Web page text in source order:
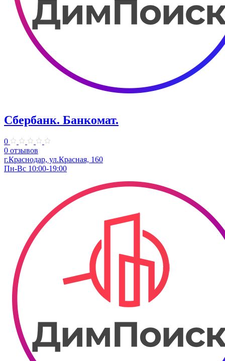
Сбербанк. Банкомат.
0
0 отзывов
г.Краснодар, ул.​Красная, 160
Пн-Вс 10:00-19:00